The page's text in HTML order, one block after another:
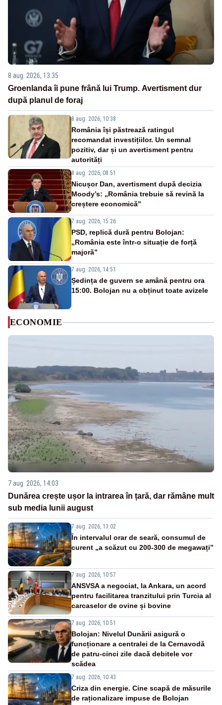
8 aug. 2026, 13:35
Groenlanda îi pune frână lui Trump. Avertisment dur
după planul de foraj
8 aug. 2026, 10:38
România își păstrează ratingul
recomandat investițiilor. Un semnal
pozitiv, dar și un avertisment pentru
autorități
8 aug. 2026, 08:51
Nicușor Dan, avertisment după decizia
Moody’s: „România trebuie să revină la
creștere economică”
7 aug. 2026, 15:26
PSD, replică dură pentru Bolojan:
„România este într-o situație de forță
majoră”
7 aug. 2026, 14:51
Ședința de guvern se amână pentru ora
15:00. Bolojan nu a obținut toate avizele
ECONOMIE
7 aug. 2026, 14:03
Dunărea crește ușor la intrarea în țară, dar rămâne mult
sub media lunii august
7 aug. 2026, 13:02
În intervalul orar de seară, consumul de
curent „a scăzut cu 200-300 de megawați”
7 aug. 2026, 10:57
ANSVSA a negociat, la Ankara, un acord
pentru facilitarea tranzitului prin Turcia al
carcaselor de ovine și bovine
7 aug. 2026, 10:51
Bolojan: Nivelul Dunării asigură o
funcționare a centralei de la Cernavodă
de patru-cinci zile dacă debitele vor
scădea
7 aug. 2026, 10:43
Criza din energie. Cine scapă de măsurile
de raționalizare impuse de Bolojan